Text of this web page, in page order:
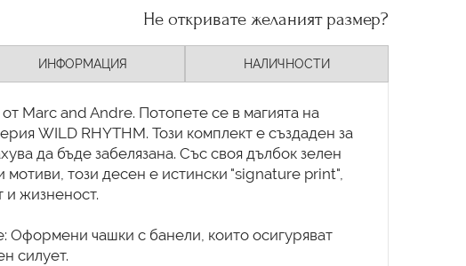
Не откривате желаният размер?
ИНФОРМАЦИЯ НАЛИЧНОСТИ
Marc and Andre. Потопете се в магията на
WILD RHYTHM. Този комплект е създаден за
да бъде забелязана. Със своя дълбок зелен
мотиви, този десен е истински "signature print",
и жизненост.
Оформени чашки с банели, които осигуряват
силует.